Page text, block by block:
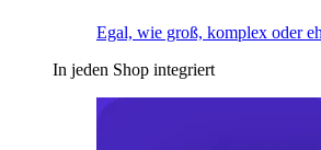
Egal, wie groß, komplex oder
In jeden Shop integriert